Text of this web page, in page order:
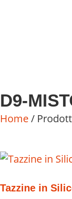
D9-
Home/
Tazzine in